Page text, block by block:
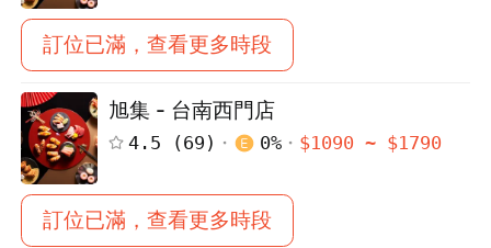
訂位已滿，查看更多時段
旭集 - 台南西門店
4.5 (69 ) 0% $1090 ~ $1790
訂位已滿，查看更多時段